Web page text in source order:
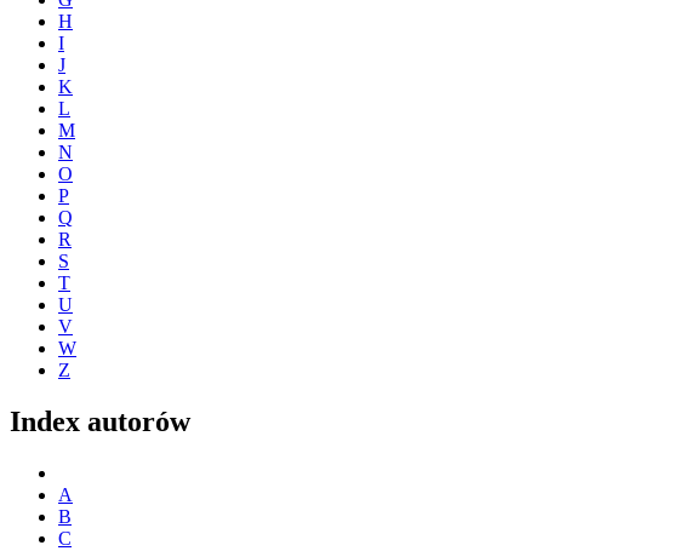
H
I
J
K
L
M
N
O
P
Q
R
S
T
U
V
W
Z
Index autorów
A
B
C